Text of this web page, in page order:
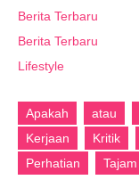
Berita Terbaru
Berita Terbaru
Lifestyle
Apakah atau
Kerjaan
Kritik
Perhatian
Tajam